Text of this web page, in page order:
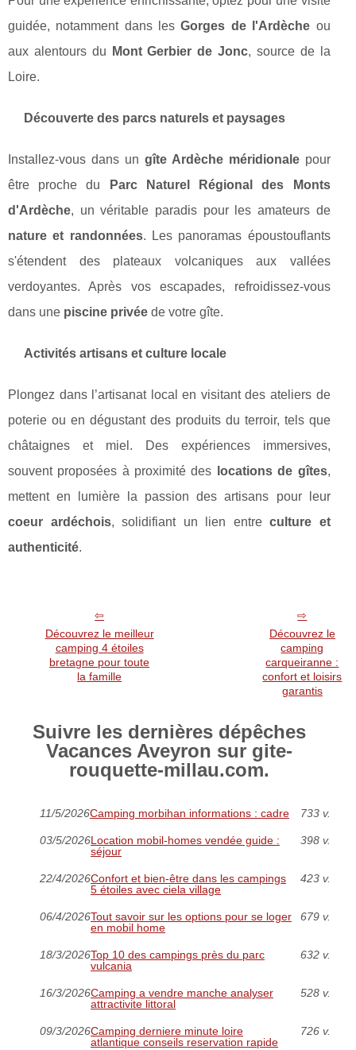
guidée, notamment dans lesGorges de l'Ardèche ou
aux alentours du
Mont Gerbier de Jonc, source de la
Loire.
Découverte des parcs naturels et paysages
Installez-vous dans un gîte Ardèche méridionalepour
être proche du
Parc Naturel Régional des Monts
d'Ardèche, un véritable paradis pour les amateurs de
nature et randonnées. Les panoramas époustouflants
s'étendent des plateaux volcaniques aux vallées
verdoyantes. Après vos escapades, refroidissez-vous
dans une piscine privée de votre gîte.
Activités artisans et culture locale
Plongez dans l’artisanat local en visitant des ateliers de
poterie ou en dégustant des produits du terroir, tels que
châtaignes et miel. Des expériences immersives,
souvent proposées à proximité des
locations de gîtes,
mettent en lumière la passion des artisans pour leur
coeur ardéchois, solidifiant un lien entreculture et
authenticité.
Découvrez le meilleur
camping 4 étoiles
bretagne pour toute
la famille
Découvrez le
camping
carqueiranne :
confort et loisirs
garantis
Suivre les dernières dépêches
Vacances Aveyron sur gite-
rouquette-millau.com.
11/5/2026Camping morbihan informations : cadre 733 v.
03/5/2026Location mobil-homes vendée guide :
séjour
398 v.
22/4/2026Confort et bien-être dans les campings
5 étoiles avec ciela village
423 v.
06/4/2026Tout savoir sur les options pour se loger
en mobil home
679 v.
18/3/2026Top 10 des campings près du parc
vulcania
632 v.
16/3/2026Camping a vendre manche analyser
attractivite littoral
528 v.
09/3/2026Camping derniere minute loire
atlantique conseils reservation rapide
726 v.